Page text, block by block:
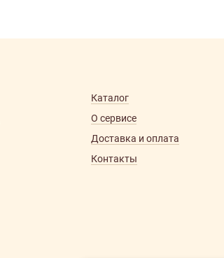
Каталог
О сервисе
Доставка и оплата
Контакты